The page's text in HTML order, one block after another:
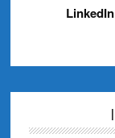
LinkedIn